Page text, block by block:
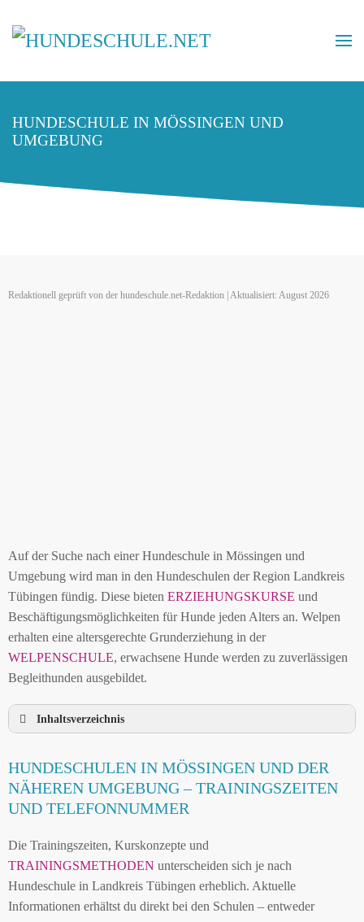
HUNDESCHULE IN MÖSSINGEN UND
UMGEBUNG
Redaktionell geprüft von der hundeschule.net-Redaktion | Aktualisiert: August 2026
Auf der Suche nach einer Hundeschule in Mössingen und
Umgebung wird man in den Hundeschulen der Region Landkreis
Tübingen fündig. Diese bieten ERZIEHUNGSKURSE und
Beschäftigungsmöglichkeiten für Hunde jeden Alters an. Welpen
erhalten eine altersgerechte Grunderziehung in der
WELPENSCHULE, erwachsene Hunde werden zu zuverlässigen
Begleithunden ausgebildet.
Inhaltsverzeichnis
HUNDESCHULEN IN MÖSSINGEN UND DER
NÄHEREN UMGEBUNG
UMGEBUNG
LEINENPFLICHT UND HUNDEGESETZE IN
HUNDESCHULEN IN MÖSSINGEN UND DER
NÄHEREN UMGEBUNG – TRAININGSZEITEN
UND TELEFONNUMMER
Die Trainingszeiten, Kurskonzepte und
TRAININGSMETHODEN unterscheiden sich je nach
Hundeschule in Landkreis Tübingen erheblich. Aktuelle
Informationen erhältst du direkt bei den Schulen – entweder